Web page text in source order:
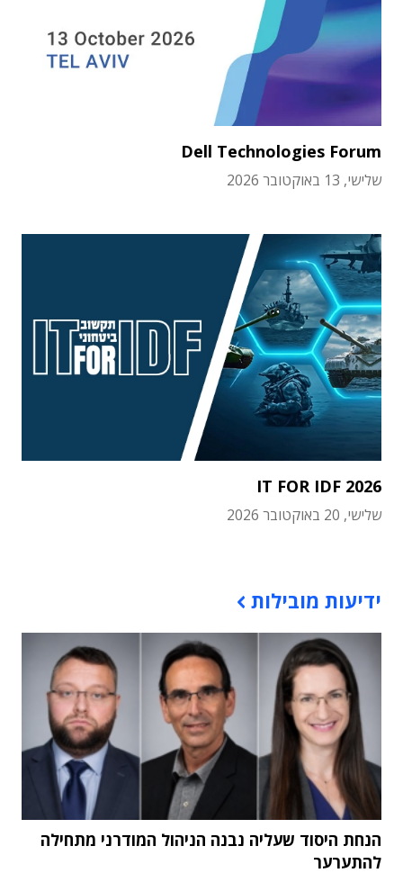
Dell Technologies Forum
שלישי, 13 באוקטובר 2026
IT FOR IDF 2026
שלישי, 20 באוקטובר 2026
ידיעות מובילות
הנחת היסוד שעליה נבנה הניהול המודרני מתחילה
להתערער